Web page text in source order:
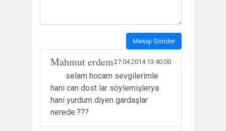
Mesajı Gönder
Mahmut erdem27.04.2014 13:40:00
selam hocam sevgilerimle
hani can dost lar söylemişlerya
hani yurdum diyen gardaşlar
nerede.???